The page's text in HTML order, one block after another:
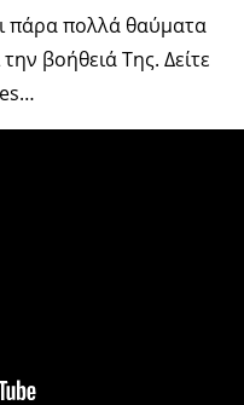
πάρα πολλά θαύματα
βοήθειά Της. Δείτε